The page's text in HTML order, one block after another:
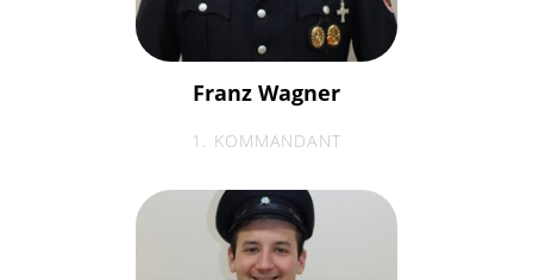
Franz Wagner
1. KOMMANDANT